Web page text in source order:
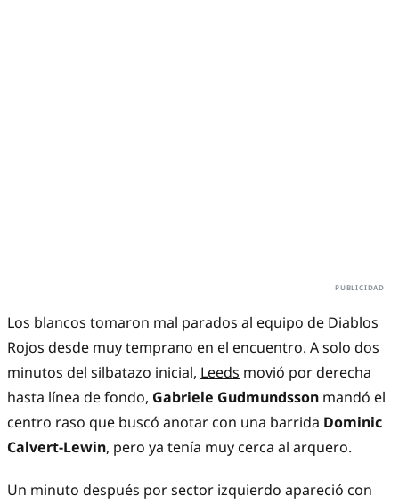
Los blancos tomaron mal parados al equipo de Diablos
Rojos desde muy temprano en el encuentro. A solo dos
minutos del silbatazo inicial, Leeds movió por derecha
hasta línea de fondo, Gabriele Gudmundsson mandó el
centro raso que buscó anotar con una barrida Dominic
Calvert-Lewin, pero ya tenía muy cerca al arquero.
Un minuto después por sector izquierdo apareció con